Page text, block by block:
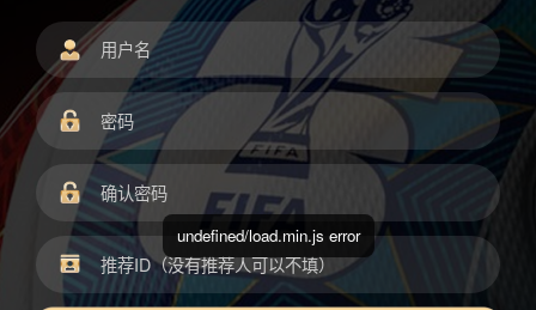
undefined/load.min.js error